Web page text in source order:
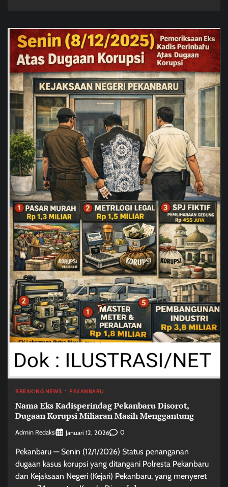
BREAKING NEWS PEKANBARU
Nama Eks Kadisperindag Pekanbaru Disorot,
Dugaan Korupsi Miliaran Masih Menggantung
Admin Redaksi Januari 12, 2026 0
Pekanbaru — Senin (12/1/2026) Status penanganan
dugaan kasus korupsi yang ditangani Polresta Pekanbaru
dan Kejaksaan Negeri (Kejari) Pekanbaru, yang menyeret